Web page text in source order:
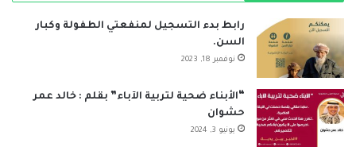
رابط بدء التسجيل لمنفعتي الطفولة وكبار
السن.
نوفمبر 18, 2023
“الأبناء ضحية لتربية الآباء” بقلم : خالد عمر
حشوان
يونيو 3, 2024